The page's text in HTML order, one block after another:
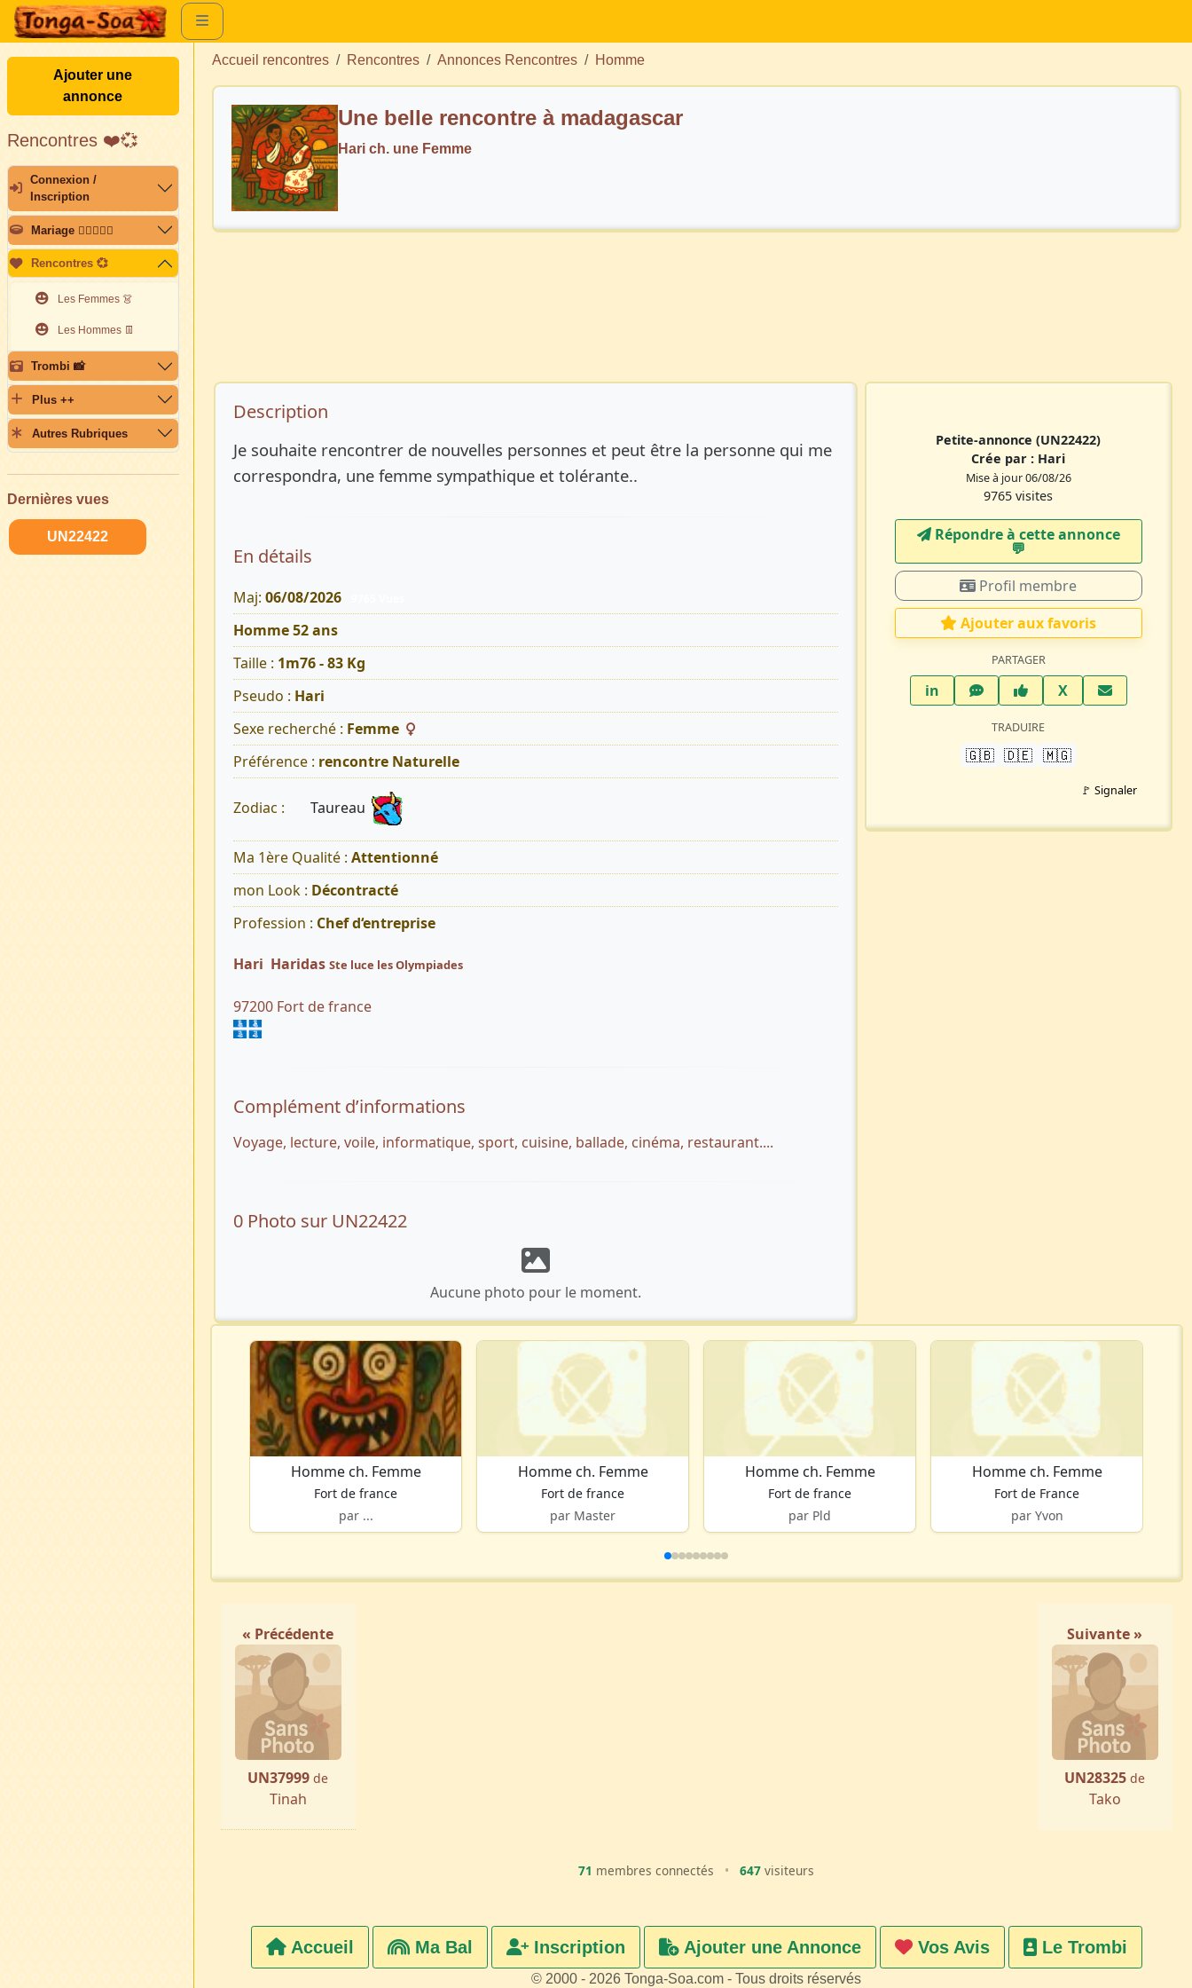
Ajouter une
annonce
Rencontres ❤️💞
Connexion /
Inscription
Mariage 👩🏽‍❤️‍👨🏽
Rencontres 💞
Les Femmes 👗
Les Hommes 👖
Trombi 📸
Plus ++
Autres Rubriques
Dernières vues
UN22422
Accueil rencontres Rencontres Annonces Rencontres Homme
Une belle rencontre à madagascar
Hari ch. une Femme
Description de l’annonce
Description
Je souhaite rencontrer de nouvelles personnes et peut être la personne qui me
correspondra, une femme sympathique et tolérante..
En détails
Maj: 06/08/2026
Homme 52 ans
Taille : 1m76 - 83 Kg
Pseudo : Hari
Sexe recherché : Femme
Préférence : rencontre Naturelle
Zodiac : Taureau
Ma 1ère Qualité : Attentionné
mon Look : Décontracté
Profession : Chef d‘entreprise
Hari Haridas Ste luce les Olympiades
97200 Fort de france
Complément d’informations
Voyage, lecture, voile, informatique, sport, cuisine, ballade, cinéma, restaurant....
0 Photo sur UN22422
Aucune photo pour le moment.
Petite-annonce(UN22422)
Crée par : Hari
Mise à jour 06/08/26
9765 visites
Répondre à cette annonce
💬​
Profil membre
Ajouter aux favoris
PARTAGER
inLinkedInWhatsAppFacebook
XTwitter X
TRADUIRE
🇬🇧 🇩🇪 🇲🇬
🚩 Signaler
Homme ch. Femme
Fort de france
par ...
Homme ch. Femme
Fort de france
par Master
Homme ch. Femme
Fort de france
par Pld
Homme ch. Femme
Fort de France
par Yvon
« Précédente
UN37999 de
Tinah
Suivante »
UN28325 de
Tako
71 membres connectés • 647 visiteurs
Accueil Ma Bal Inscription Ajouter une Annonce Vos Avis Le Trombi
© 2000 - 2026 Tonga-Soa.com - Tous droits réservés